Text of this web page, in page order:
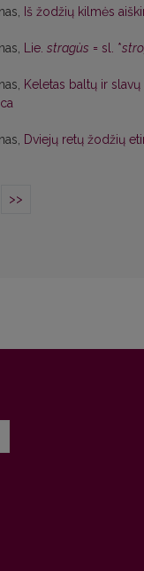
Iš žodžių kilmės
Lie. stragùs = sl. *
Keletas baltų ir
Dviejų retų žodžių
>>